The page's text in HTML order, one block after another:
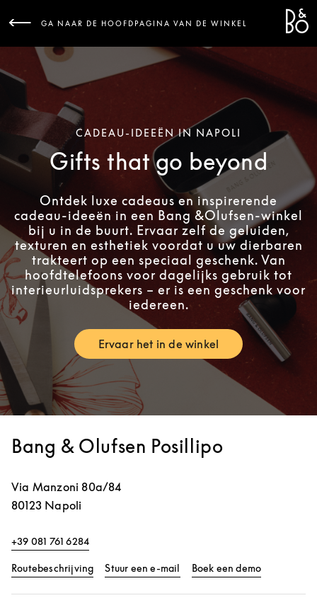
GA NAAR DE HOOFDPAGINA VAN DE WINKEL
CADEAU-IDEEËN IN NAPOLI
Gifts that go beyond
Ontdek luxe cadeaus en inspirerende
cadeau-ideeën in een Bang &Olufsen-winkel
bij u in de buurt. Ervaar zelf de geluiden,
texturen en esthetiek voordat u uw dierbaren
trakteert op een speciaal geschenk. Van
hoofdtelefoons voor dagelijks gebruik tot
interieurluidsprekers – er is een geschenk voor
iedereen.
Ervaar het in de winkelLink Opens in New Tab
Bang & Olufsen Posillipo
Via Manzoni 80a/84
80123 Napoli
+39 081 761 6284
RoutebeschrijvingLink Opens in New Tab
Stuur een e-mail Boek een demo